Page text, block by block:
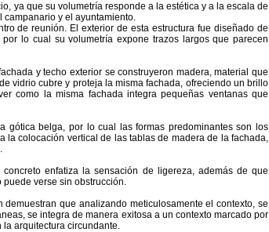
ya que su volumetría responde a la estética y a la escala de
campanario y el ayuntamiento.
de reunión. El exterior de esta estructura fue diseñado de
lo cual su volumetría expone trazos largos que parecen
y techo exterior se construyeron madera, material que
vidrio cubre y proteja la misma fachada, ofreciendo un brillo
como la misma fachada integra pequeñas ventanas que
gótica belga, por lo cual las formas predominantes son los
colocación vertical de las tablas de madera de la fachada,
enfatiza la sensación de ligereza, además de que
verse sin obstrucción.
que analizando meticulosamente el contexto, se
se integra de manera exitosa a un contexto marcado por
la arquitectura circundante.